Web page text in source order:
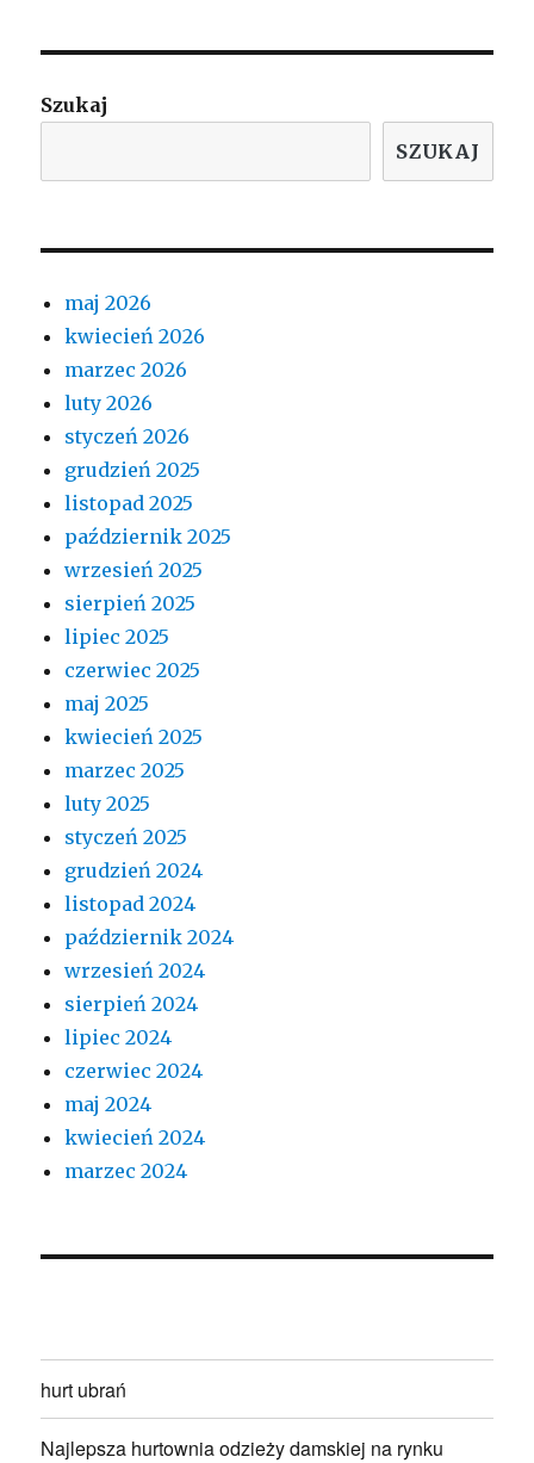
Szukaj
SZUKAJ
maj 2026
kwiecień 2026
marzec 2026
luty 2026
styczeń 2026
grudzień 2025
listopad 2025
październik 2025
wrzesień 2025
sierpień 2025
lipiec 2025
czerwiec 2025
maj 2025
kwiecień 2025
marzec 2025
luty 2025
styczeń 2025
grudzień 2024
listopad 2024
październik 2024
wrzesień 2024
sierpień 2024
lipiec 2024
czerwiec 2024
maj 2024
kwiecień 2024
marzec 2024
hurt ubrań
Najlepsza hurtownia odzieży damskiej na rynku